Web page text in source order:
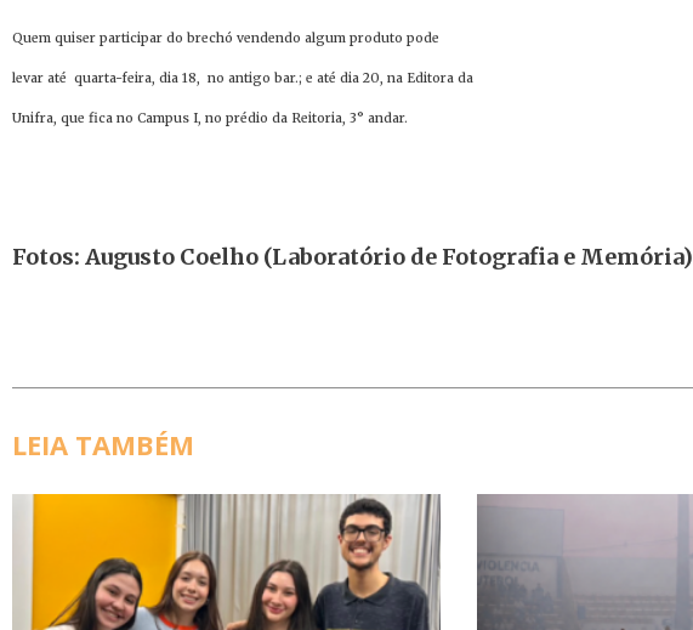
Quem quiser participar do brechó vendendo algum produto pode
levar até quarta-feira, dia 18, no antigo bar.; e até dia 20, na Editora da
Unifra, que fica no Campus I, no prédio da Reitoria, 3° andar.
Fotos: Augusto Coelho (Laboratório de Fotografia e Memória)
LEIA TAMBÉM